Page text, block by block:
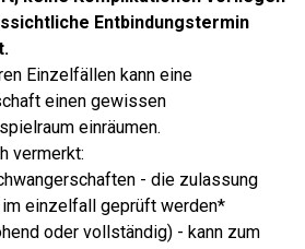
Entbindungstermin
Einzelfällen kann eine
einen gewissen
einräumen.
vermerkt:
- die zulassung
einzelfall geprüft werden*
oder vollständig) - kann zum